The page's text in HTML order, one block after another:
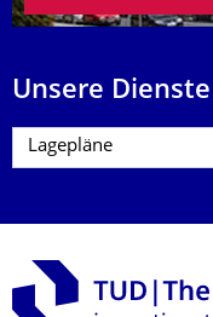
Unsere Dienste